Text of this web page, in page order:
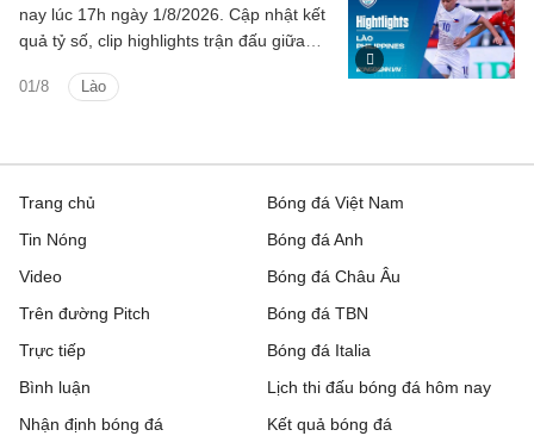
01/8 Lào
nay lúc 17h ngày 1/8/2026. Cập nhật kết
quả tỷ số, clip highlights trận đấu giữa
2026).
Trang chủ
Tin Nóng
Video
Trên đường Pitch
Trực tiếp
Bóng đá Việt Nam
Bóng đá Anh
Bóng đá Châu Âu
Bóng đá TBN
Bóng đá Italia
Bình luận
Nhận định bóng đá
Lịch thi đấu bóng đá hôm nay
Kết quả bóng đá